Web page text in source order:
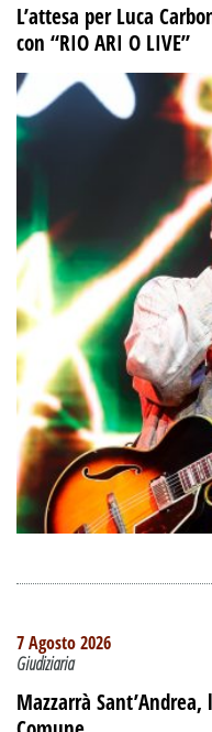
L’attesa per Luca
con “RIO ARI O LIVE”
7 Agosto 2026
Giudiziaria
Mazzarrà